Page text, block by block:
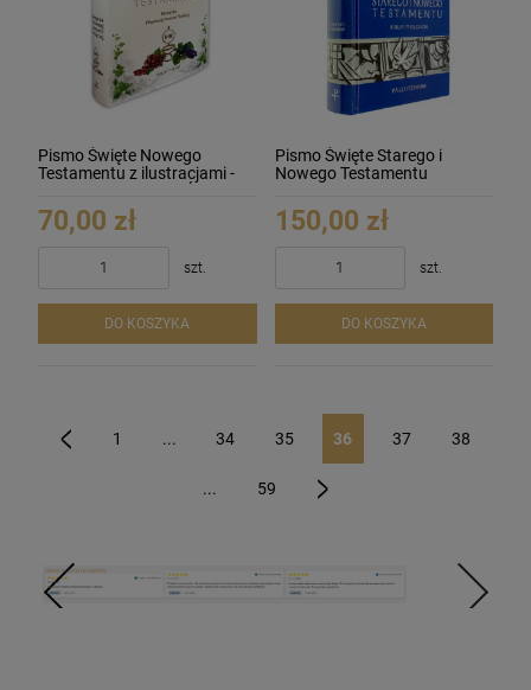
Pismo Święte Nowego
Testamentu z ilustracjami -
70,00 zł
szt.
DO KOSZYKA
Pismo Święte Starego i
Nowego Testamentu
150,00 zł
szt.
DO KOSZYKA
1 ... 34 35 36 37 38
... 59